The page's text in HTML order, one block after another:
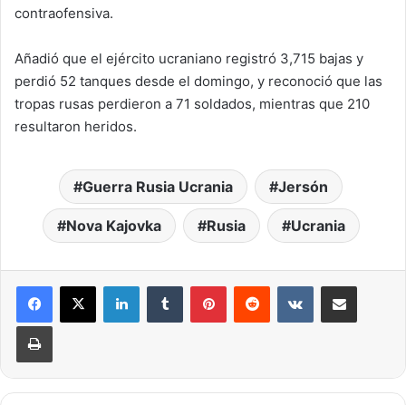
contraofensiva.
Añadió que el ejército ucraniano registró 3,715 bajas y
perdió 52 tanques desde el domingo, y reconoció que las
tropas rusas perdieron a 71 soldados, mientras que 210
resultaron heridos.
Guerra Rusia Ucrania Jersón
Nova Kajovka Rusia Ucrania
LinkedInTumblr PinterestReddit VKontakteCompartir por correo
Imprimir